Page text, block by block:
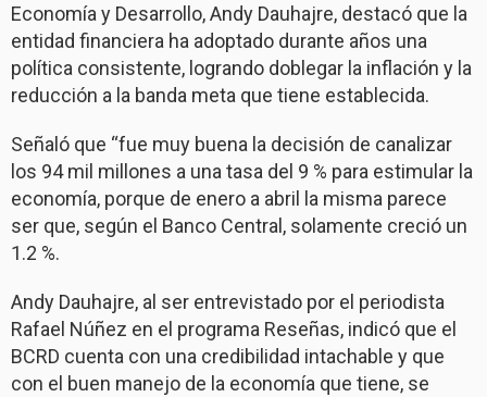
Economía y Desarrollo, Andy Dauhajre, destacó que la
entidad financiera ha adoptado durante años una
política consistente, logrando doblegar la inflación y la
reducción a la banda meta que tiene establecida.
Señaló que “fue muy buena la decisión de canalizar
los 94 mil millones a una tasa del 9 % para estimular la
economía, porque de enero a abril la misma parece
ser que, según el Banco Central, solamente creció un
1.2 %.
Andy Dauhajre, al ser entrevistado por el periodista
Rafael Núñez en el programa Reseñas, indicó que el
BCRD cuenta con una credibilidad intachable y que
con el buen manejo de la economía que tiene, se